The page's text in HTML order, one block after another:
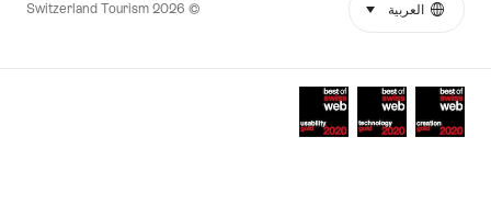
Awards
Language
العربيةselect (click to display)